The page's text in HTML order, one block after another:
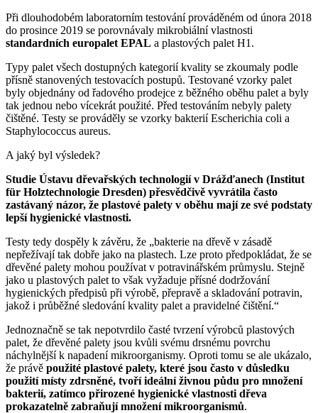
Při dlouhodobém laboratorním testování prováděném od února 2018
do prosince 2019 se porovnávaly mikrobiální vlastnosti
standardních europalet EPAL a plastových palet H1.
Typy palet všech dostupných kategorií kvality se zkoumaly podle
přísně stanovených testovacích postupů. Testované vzorky palet
byly objednány od řadového prodejce z běžného oběhu palet a byly
tak jednou nebo vícekrát použité. Před testováním nebyly palety
čištěné. Testy se prováděly se vzorky bakterií Escherichia coli a
Staphylococcus aureus.
A jaký byl výsledek?
Studie Ústavu dřevařských technologií v Drážďanech (Institut
für Holztechnologie Dresden) přesvědčivě vyvrátila často
zastávaný názor, že plastové palety v oběhu mají ze své podstaty
lepší hygienické vlastnosti.
Testy tedy dospěly k závěru, že „bakterie na dřevě v zásadě
nepřežívají tak dobře jako na plastech. Lze proto předpokládat, že se
dřevěné palety mohou používat v potravinářském průmyslu. Stejně
jako u plastových palet to však vyžaduje přísné dodržování
hygienických předpisů při výrobě, přepravě a skladování potravin,
jakož i průběžné sledování kvality palet a pravidelné čištění.“
Jednoznačně se tak nepotvrdilo časté tvrzení výrobců plastových
palet, že dřevěné palety jsou kvůli svému drsnému povrchu
náchylnější k napadení mikroorganismy. Oproti tomu se ale ukázalo,
že právě použité plastové palety, které jsou často v důsledku
použití místy zdrsněné, tvoří ideální živnou půdu pro množení
bakterií, zatímco přirozené hygienické vlastnosti dřeva
prokazatelně zabraňují množení mikroorganismů.